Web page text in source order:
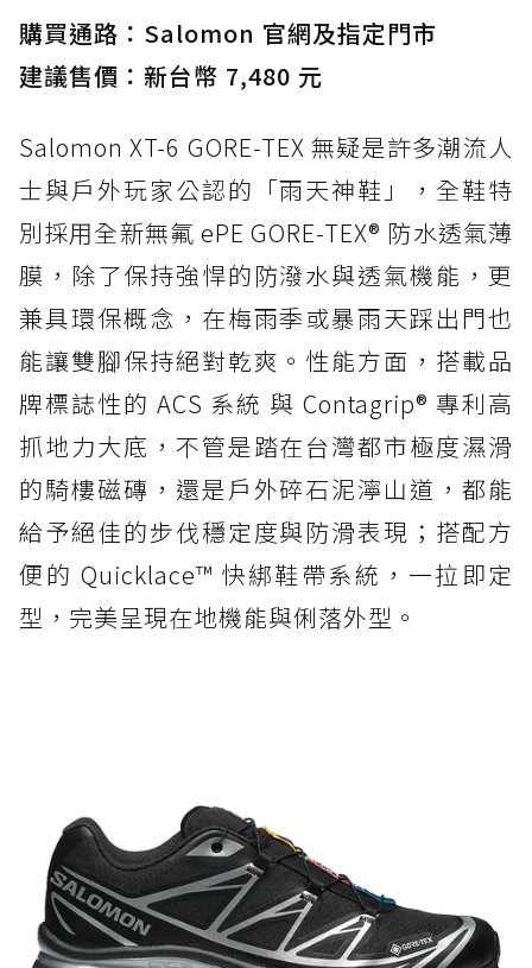
購買通路：Salomon 官網及指定門市
建議售價：新台幣 7,480 元
Salomon XT-6 GORE-TEX 無疑是許多潮流人
士與戶外玩家公認的「雨天神鞋」，全鞋特
別採用全新無氟 ePE GORE-TEX® 防水透氣薄
膜，除了保持強悍的防潑水與透氣機能，更
兼具環保概念，在梅雨季或暴雨天踩出門也
能讓雙腳保持絕對乾爽。性能方面，搭載品
牌標誌性的 ACS 系統 與 Contagrip® 專利高
抓地力大底，不管是踏在台灣都市極度濕滑
的騎樓磁磚，還是戶外碎石泥濘山道，都能
給予絕佳的步伐穩定度與防滑表現；搭配方
便的 Quicklace™ 快綁鞋帶系統，一拉即定
型，完美呈現在地機能與俐落外型。